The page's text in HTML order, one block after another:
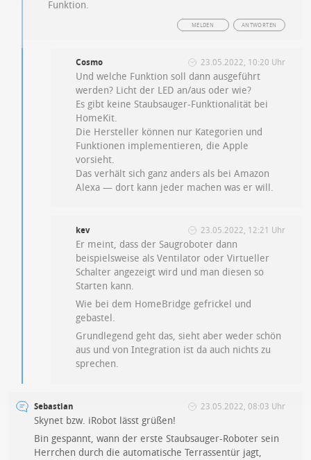
Funktion.
ANTWORTEN
MELDEN
Cosmo 23.05.2022, 10:20 Uhr
Und welche Funktion soll dann ausgeführt
werden? Licht der LED an/aus oder wie?
Es gibt keine Staubsauger-Funktionalität bei
HomeKit.
Die Hersteller können nur Kategorien und
Funktionen implementieren, die Apple
vorsieht.
Das verhält sich ganz anders als bei Amazon
Alexa — dort kann jeder machen was er will.
kev 23.05.2022, 12:21 Uhr
Er meint, dass der Saugroboter dann
beispielsweise als Ventilator oder Virtueller
Schalter angezeigt wird und man diesen so
Starten kann.
Wie bei dem HomeBridge gefrickel und
gebastel.
Grundlegend geht das, sieht aber weder schön
aus und von Integration ist da auch nichts zu
sprechen.
Sebastian 23.05.2022, 08:03 Uhr
Skynet bzw. iRobot lässt grüßen!
Bin gespannt, wann der erste Staubsauger-Roboter sein
Herrchen durch die automatische Terrassentür jagt,